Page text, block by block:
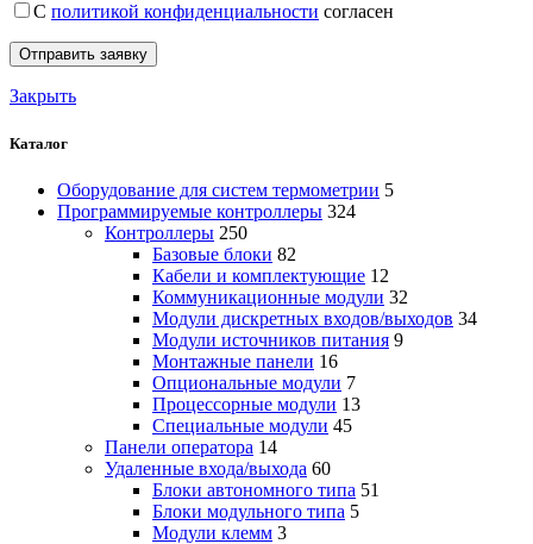
С политикой конфиденциальности согласен
Закрыть
Каталог
Оборудование для систем термометрии 5
Программируемые контроллеры 324
Контроллеры 250
Базовые блоки 82
Кабели и комплектующие 12
Коммуникационные модули 32
Модули дискретных входов/выходов 34
Модули источников питания 9
Монтажные панели 16
Опциональные модули 7
Процессорные модули 13
Специальные модули 45
Панели оператора 14
Удаленные входа/выхода 60
Блоки автономного типа 51
Блоки модульного типа 5
Модули клемм 3